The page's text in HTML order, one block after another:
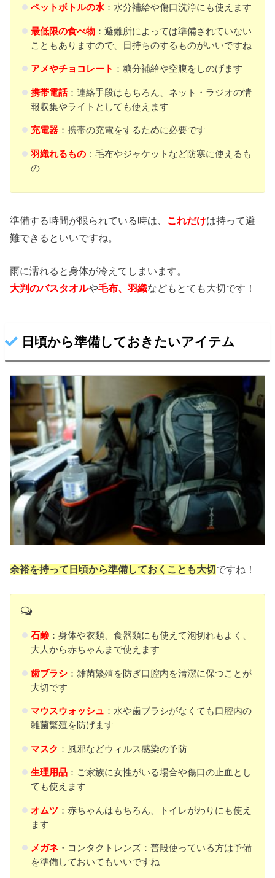
ペットボトルの水：水分補給や傷口洗浄にも使えます
最低限の食べ物：避難所によっては準備されていない
こともありますので、日持ちのするものがいいですね
アメやチョコレート ：糖分補給や空腹をしのげます
携帯電話：連絡手段はもちろん、ネット・ラジオの情
報収集やライトとしても使えます
充電器：携帯の充電をするために必要です
羽織れるもの：毛布やジャケットなど防寒に使えるも
の
準備する時間が限られている時は、 これだけは持って避
難できるといいですね。
雨に濡れると身体が冷えてしまいます。
大判のバスタオルや毛布、羽織などもとても大切です！
日頃から準備しておきたいアイテム
余裕を持って日頃から準備しておくことも大切ですね！
石鹸：身体や衣類、食器類にも使えて泡切れもよく、
大人から赤ちゃんまで使えます
歯ブラシ：雑菌繁殖を防ぎ口腔内を清潔に保つことが
大切です
マウスウォッシュ ：水や歯ブラシがなくても口腔内の
雑菌繁殖を防げます
マスク ：風邪などウィルス感染の予防
生理用品：ご家族に女性がいる場合や傷口の止血とし
ても使えます
オムツ ：赤ちゃんはもちろん、トイレがわりにも使え
ます
メガネ・コンタクトレンズ：普段使っている方は予備
を準備しておいてもいいですね